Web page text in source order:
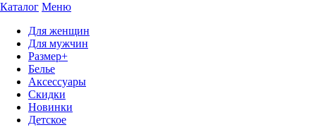
Каталог Меню
Для женщин
Для мужчин
Размер+
Белье
Аксессуары
Скидки
Новинки
Детское